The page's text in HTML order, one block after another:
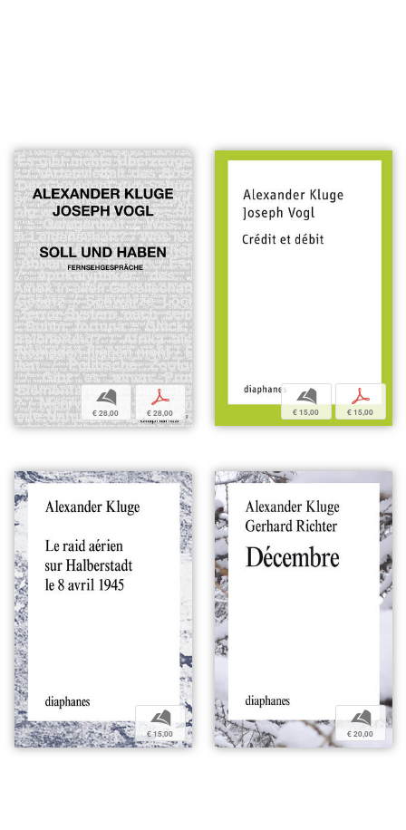
b
€ 28,00
p
€ 28,00
b
€ 15,00
p
€ 15,00
b
€ 15,00
b
€ 20,00